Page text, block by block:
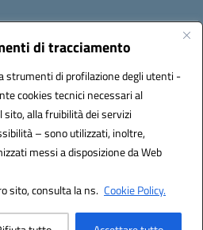
di tracciamento
strumenti di profilazione degli utenti -
cookies tecnici necessari al
alla fruibilità dei servizi
– sono utilizzati, inoltre,
messi a disposizione da Web
sito, consulta la ns. Cookie Policy.
27 90133 - Palermo
pais03600r@pec.istruzione.it
by 3D Solution S.r.l.
by Designers Italia